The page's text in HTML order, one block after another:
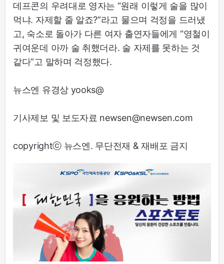
데프콘의 우려대로 영자는 “원래 이렇게 술을 많이
먹냐. 자제할 줄 알죠?”라고 물으며 걱정을 드러냈
고, 숙소로 돌아가 다른 여자 출연자들에게 “영철이
귀여운데 아까 술 취했더라. 술 자제를 못하는 것
같다”고 말하며 걱정했다.
뉴스엔 유경상 yooks@
기사제보 및 보도자료 newsen@newsen.com
copyrightⓒ 뉴스엔. 무단전재 & 재배포 금지